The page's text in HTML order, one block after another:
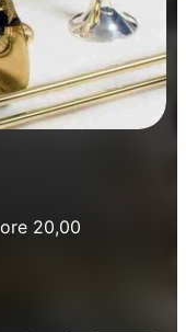
20,00